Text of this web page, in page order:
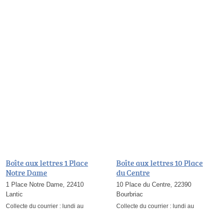
Boîte aux lettres 1 Place
Notre Dame
1 Place Notre Dame, 22410
Lantic
Collecte du courrier : lundi au
Boîte aux lettres 10 Place
du Centre
10 Place du Centre, 22390
Bourbriac
Collecte du courrier : lundi au